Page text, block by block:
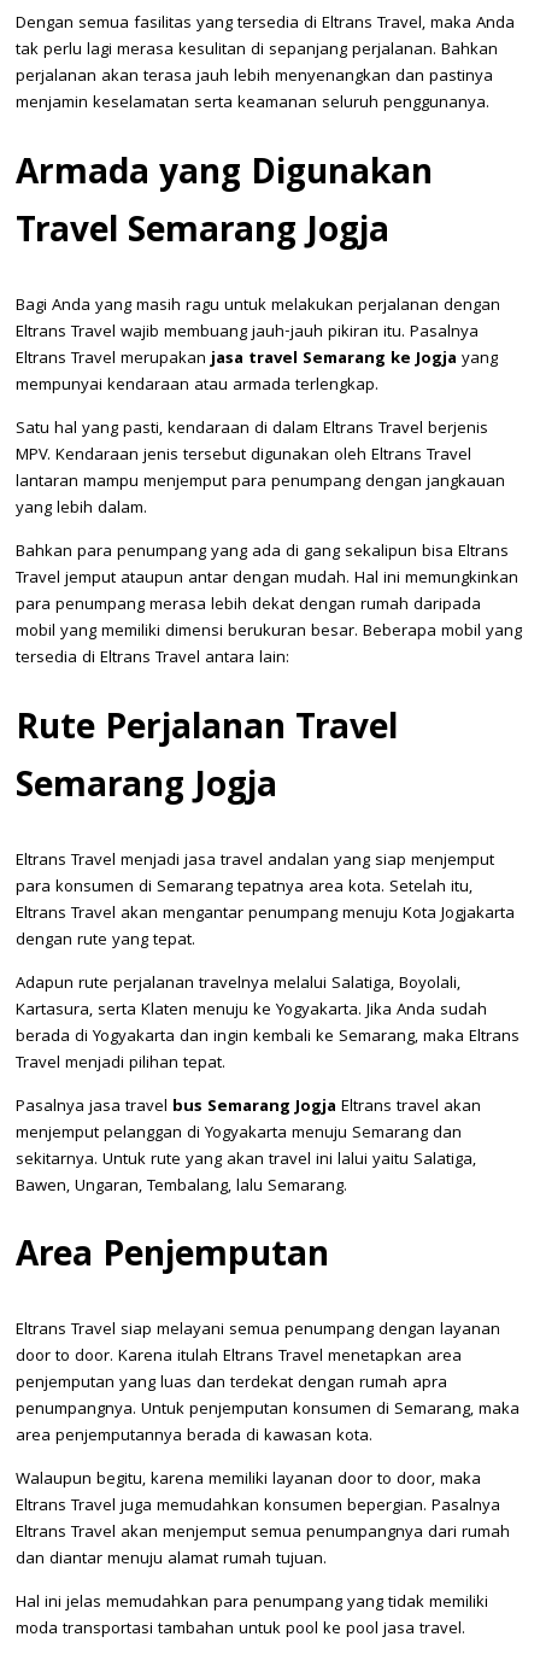
Dengan semua fasilitas yang tersedia di Eltrans Travel, maka Anda
tak perlu lagi merasa kesulitan di sepanjang perjalanan. Bahkan
perjalanan akan terasa jauh lebih menyenangkan dan pastinya
menjamin keselamatan serta keamanan seluruh penggunanya.
Armada yang Digunakan
Travel Semarang Jogja
Bagi Anda yang masih ragu untuk melakukan perjalanan dengan
Eltrans Travel wajib membuang jauh-jauh pikiran itu. Pasalnya
Eltrans Travel merupakanjasa travel Semarang ke Jogja yang
mempunyai kendaraan atau armada terlengkap.
Satu hal yang pasti, kendaraan di dalam Eltrans Travel berjenis
MPV. Kendaraan jenis tersebut digunakan oleh Eltrans Travel
lantaran mampu menjemput para penumpang dengan jangkauan
yang lebih dalam.
Bahkan para penumpang yang ada di gang sekalipun bisa Eltrans
Travel jemput ataupun antar dengan mudah. Hal ini memungkinkan
para penumpang merasa lebih dekat dengan rumah daripada
mobil yang memiliki dimensi berukuran besar. Beberapa mobil yang
tersedia di Eltrans Travel antara lain:
Rute Perjalanan Travel
Semarang Jogja
Eltrans Travel menjadi jasa travel andalan yang siap menjemput
para konsumen di Semarang tepatnya area kota. Setelah itu,
Eltrans Travel akan mengantar penumpang menuju Kota Jogjakarta
dengan rute yang tepat.
Adapun rute perjalanan travelnya melalui Salatiga, Boyolali,
Kartasura, serta Klaten menuju ke Yogyakarta. Jika Anda sudah
berada di Yogyakarta dan ingin kembali ke Semarang, maka Eltrans
Travel menjadi pilihan tepat.
Pasalnya jasa travel bus Semarang Jogja Eltrans travel akan
menjemput pelanggan di Yogyakarta menuju Semarang dan
sekitarnya. Untuk rute yang akan travel ini lalui yaitu Salatiga,
Bawen, Ungaran, Tembalang, lalu Semarang.
Area Penjemputan
Eltrans Travel siap melayani semua penumpang dengan layanan
door to door. Karena itulah Eltrans Travel menetapkan area
penjemputan yang luas dan terdekat dengan rumah apra
penumpangnya. Untuk penjemputan konsumen di Semarang, maka
area penjemputannya berada di kawasan kota.
Walaupun begitu, karena memiliki layanan door to door, maka
Eltrans Travel juga memudahkan konsumen bepergian. Pasalnya
Eltrans Travel akan menjemput semua penumpangnya dari rumah
dan diantar menuju alamat rumah tujuan.
Hal ini jelas memudahkan para penumpang yang tidak memiliki
moda transportasi tambahan untuk pool ke pool jasa travel.